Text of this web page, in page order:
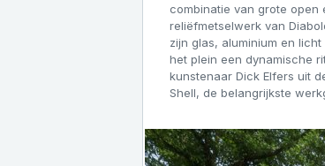
combinatie van grote
reliëfmetselwerk van
zijn glas, aluminium en
het plein een dynamische
kunstenaar Dick Elfers uit
Shell, de belangrijkste